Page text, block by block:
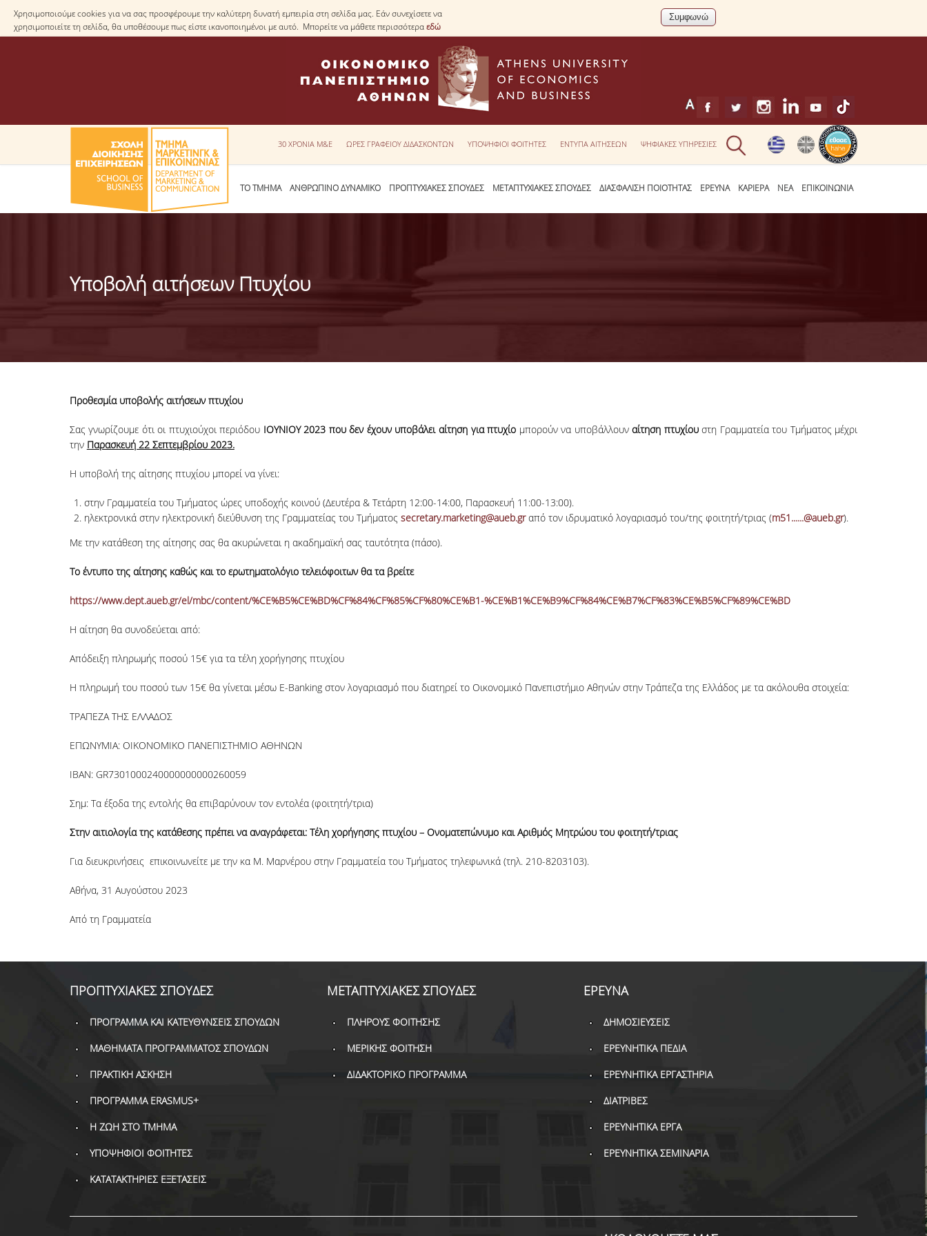
Χρησιμοποιούμε cookies για να σας προσφέρουμε την καλύτερη δυνατή εμπειρία στη σελίδα μας. Εάν συνεχίσετε να
χρησιμοποιείτε τη σελίδα, θα υποθέσουμε πως είστε ικανοποιημένοι με αυτό. Μπορείτε να μάθετε περισσότεραεδώ
30 ΧΡΟΝΙΑ Μ&Ε ΩΡΕΣ ΓΡΑΦΕΙΟΥ ΔΙΔΑΣΚΟΝΤΩΝ ΥΠΟΨΗΦΙΟΙ ΦΟΙΤΗΤΕΣ ΕΝΤΥΠΑ ΑΙΤΗΣΕΩΝ ΨΗΦΙΑΚΕΣ ΥΠΗΡΕΣΙΕΣ
ΤΟ ΤΜΗΜΑ ΑΝΘΡΩΠΙΝΟ ΔΥΝΑΜΙΚΟ ΠΡΟΠΤΥΧΙΑΚΕΣ ΣΠΟΥΔΕΣ ΜΕΤΑΠΤΥΧΙΑΚΕΣ ΣΠΟΥΔΕΣ ΔΙΑΣΦΑΛΙΣΗ ΠΟΙΟΤΗΤΑΣ ΕΡΕΥΝΑ ΚΑΡΙΕΡΑ ΝΕΑ ΕΠΙΚΟΙΝΩΝΙΑ
Υποβολή αιτήσεων Πτυχίου
Προθεσμία υποβολής αιτήσεων πτυχίου
Σας γνωρίζουμε ότι οι πτυχιούχοι περιόδου ΙOYNIOY 2023 που δεν έχουν υποβάλει αίτηση για πτυχίο μπορούν να υποβάλλουναίτηση πτυχίουστη Γραμματεία του Τμήματος μέχρι
την Παρασκευή 22 Σεπτεμβρίου 2023.
Η υποβολή της αίτησης πτυχίου μπορεί να γίνει:
στην Γραμματεία του Τμήματος ώρες υποδοχής κοινού (Δευτέρα & Τετάρτη 12:00-14:00, Παρασκευή 11:00-13:00).
ηλεκτρονικά στην ηλεκτρονική διεύθυνση της Γραμματείας του Τμήματος secretary.marketing@aueb.grαπό τον ιδρυματικό λογαριασμό του/της φοιτητή/τριας (m51......@aueb.gr).
Με την κατάθεση της αίτησης σας θα ακυρώνεται η ακαδημαϊκή σας ταυτότητα (πάσο).
Το έντυπο της αίτησης καθώς και το ερωτηματολόγιο τελειόφοιτων θα τα βρείτε
https://www.dept.aueb.gr/el/mbc/content/%CE%B5%CE%BD%CF%84%CF%85%CF%80%CE%B1-%CE%B1%CE%B9%CF%84%CE%B7%CF%83%CE%B5%CF%89%CE%BD
Η αίτηση θα συνοδεύεται από:
Απόδειξη πληρωμής ποσού 15€ για τα τέλη χορήγησης πτυχίου
Η πληρωμή του ποσού των 15€ θα γίνεται μέσω E-Banking στον λογαριασμό που διατηρεί το Οικονομικό Πανεπιστήμιο Αθηνών στην Τράπεζα της Ελλάδος με τα ακόλουθα στοιχεία:
ΤΡΑΠΕΖΑ ΤΗΣ ΕΛΛΑΔΟΣ
ΕΠΩΝΥΜΙΑ: ΟΙΚΟΝΟΜΙΚΟ ΠΑΝΕΠΙΣΤΗΜΙΟ ΑΘΗΝΩΝ
IBAN: GR7301000240000000000260059
Σημ: Τα έξοδα της εντολής θα επιβαρύνουν τον εντολέα (φοιτητή/τρια)
Στην αιτιολογία της κατάθεσης πρέπει να αναγράφεται: Τέλη χορήγησης πτυχίου – Ονοματεπώνυμο και Αριθμός Μητρώου του φοιτητή/τριας
Για διευκρινήσεις επικοινωνείτε με την κα Μ. Μαρνέρου στην Γραμματεία του Τμήματος τηλεφωνικά (τηλ. 210-8203103).
Αθήνα, 31 Αυγούστου 2023
Από τη Γραμματεία
ΠΡΟΠΤΥΧΙΑΚΕΣ ΣΠΟΥΔΕΣ
ΠΡΟΓΡΑΜΜΑ ΚΑΙ ΚΑΤΕΥΘΥΝΣΕΙΣ ΣΠΟΥΔΩΝ
ΜΑΘΗΜΑΤΑ ΠΡΟΓΡΑΜΜΑΤΟΣ ΣΠΟΥΔΩΝ
ΠΡΑΚΤΙΚΗ ΑΣΚΗΣΗ
ΠΡΟΓΡΑΜΜΑ ERASMUS+
Η ΖΩΗ ΣΤΟ ΤΜΗΜΑ
ΥΠΟΨΗΦΙΟΙ ΦΟΙΤΗΤΕΣ
ΚΑΤΑΤΑΚΤΗΡΙΕΣ ΕΞΕΤΑΣΕΙΣ
ΜΕΤΑΠΤΥΧΙΑΚΕΣ ΣΠΟΥΔΕΣ
ΠΛΗΡΟΥΣ ΦΟΙΤΗΣΗΣ
ΜΕΡΙΚΗΣ ΦΟΙΤΗΣΗ
ΔΙΔΑΚΤΟΡΙΚΟ ΠΡΟΓΡΑΜΜΑ
ΕΡΕΥΝΑ
ΔΗΜΟΣΙΕΥΣΕΙΣ
ΕΡΕΥΝΗΤΙΚΑ ΠΕΔΙΑ
ΕΡΕΥΝΗΤΙΚΑ ΕΡΓΑΣΤΗΡΙΑ
ΔΙΑΤΡΙΒΕΣ
ΕΡΕΥΝΗΤΙΚΑ ΕΡΓΑ
ΕΡΕΥΝΗΤΙΚΑ ΣΕΜΙΝΑΡΙΑ